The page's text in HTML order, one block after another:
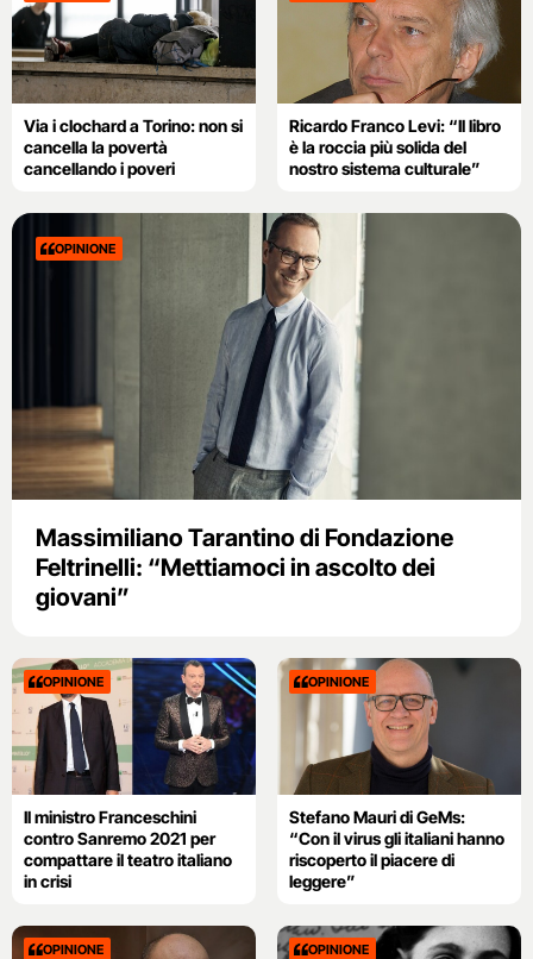
Via i clochard a Torino: non si
cancella la povertà
cancellando i poveri
Ricardo Franco Levi: “Il libro
è la roccia più solida del
nostro sistema culturale”
OPINIONE
Massimiliano Tarantino di Fondazione
Feltrinelli: “Mettiamoci in ascolto dei
giovani”
OPINIONE
Il ministro Franceschini
contro Sanremo 2021 per
compattare il teatro italiano
in crisi
OPINIONE
Stefano Mauri di GeMs:
“Con il virus gli italiani hanno
riscoperto il piacere di
leggere”
OPINIONE OPINIONE